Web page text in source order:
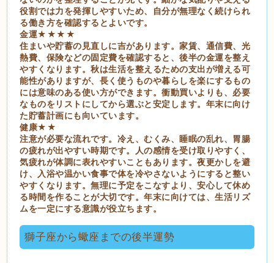
役割では力を発揮しやすいため、自分が無理なく続けられ
る働き方を確認するとよいです。
金運★★★★
住まいや貯蓄の見直しに吉があります。家賃、通信費、光
熱費、保険などの固定費を確認すると、後半の金運を整え
やすくなります。秋は生活を整えるための支出が増える可
能性がありますが、長く使うものや暮らしを楽にするもの
には意味のある使い方ができます。衝動買いよりも、必要
なものをリストにしてから選ぶと安定します。年末に向け
た貯蓄計画にも向いています。
健康★★
注意が必要な流れです。冷え、むくみ、睡眠の乱れ、胃腸
の疲れが出やすい時期です。人の感情を受け取りやすく、
気疲れが体調に表れやすいこともあります。夜更かしを避
け、入浴や温かい食事で体を冷やさないようにすると整い
やすくなります。無理に予定をこなすより、安心して休め
る時間を作ることが大切です。年末に向けては、生活リズ
ムを一定にする意識が役立ちます。
獅子座から蠍座までの後半運勢